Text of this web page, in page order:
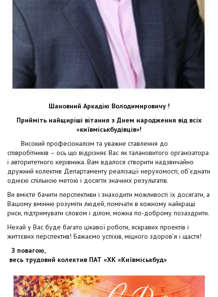
Шановний Аркадію Володимировичу !
Прийміть найщиріші вітання з Днем народження від всіх
«київміськбудівців»!
Високий професіоналізм та уважне ставлення до
співробітників – ось що відрізняє Вас як талановитого організатора
і авторитетного керівника. Вам вдалося створити надзвичайно
дружний колектив Департаменту реалізації нерухомості, об’єднати
однією спільною метою і досягти значних результатів.
Ви вмієте бачити перспективи і знаходити можливості їх досягати, а
Вашому вмінню розуміти людей, помічати в кожному найкращі
риси, підтримувати словом і ділом, можна по-доброму позаздрити.
Нехай у Вас буде багато цікавої роботи, яскравих проектів і
життєвих перспектив! Бажаємо успіхів, міцного здоров’я і щастя!
З повагою,
весь трудовий колектив ПАТ «ХК «Київміськбуд»